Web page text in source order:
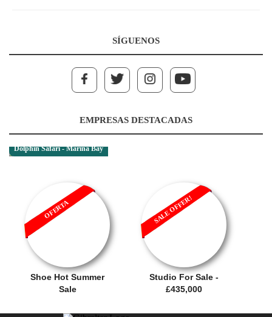
SÍGUENOS
EMPRESAS DESTACADAS
Dolphin Safari - Marina Bay
Shoe Hot Summer
Sale
OFERTA
Studio For Sale -
£435,000
SALE OFFER!